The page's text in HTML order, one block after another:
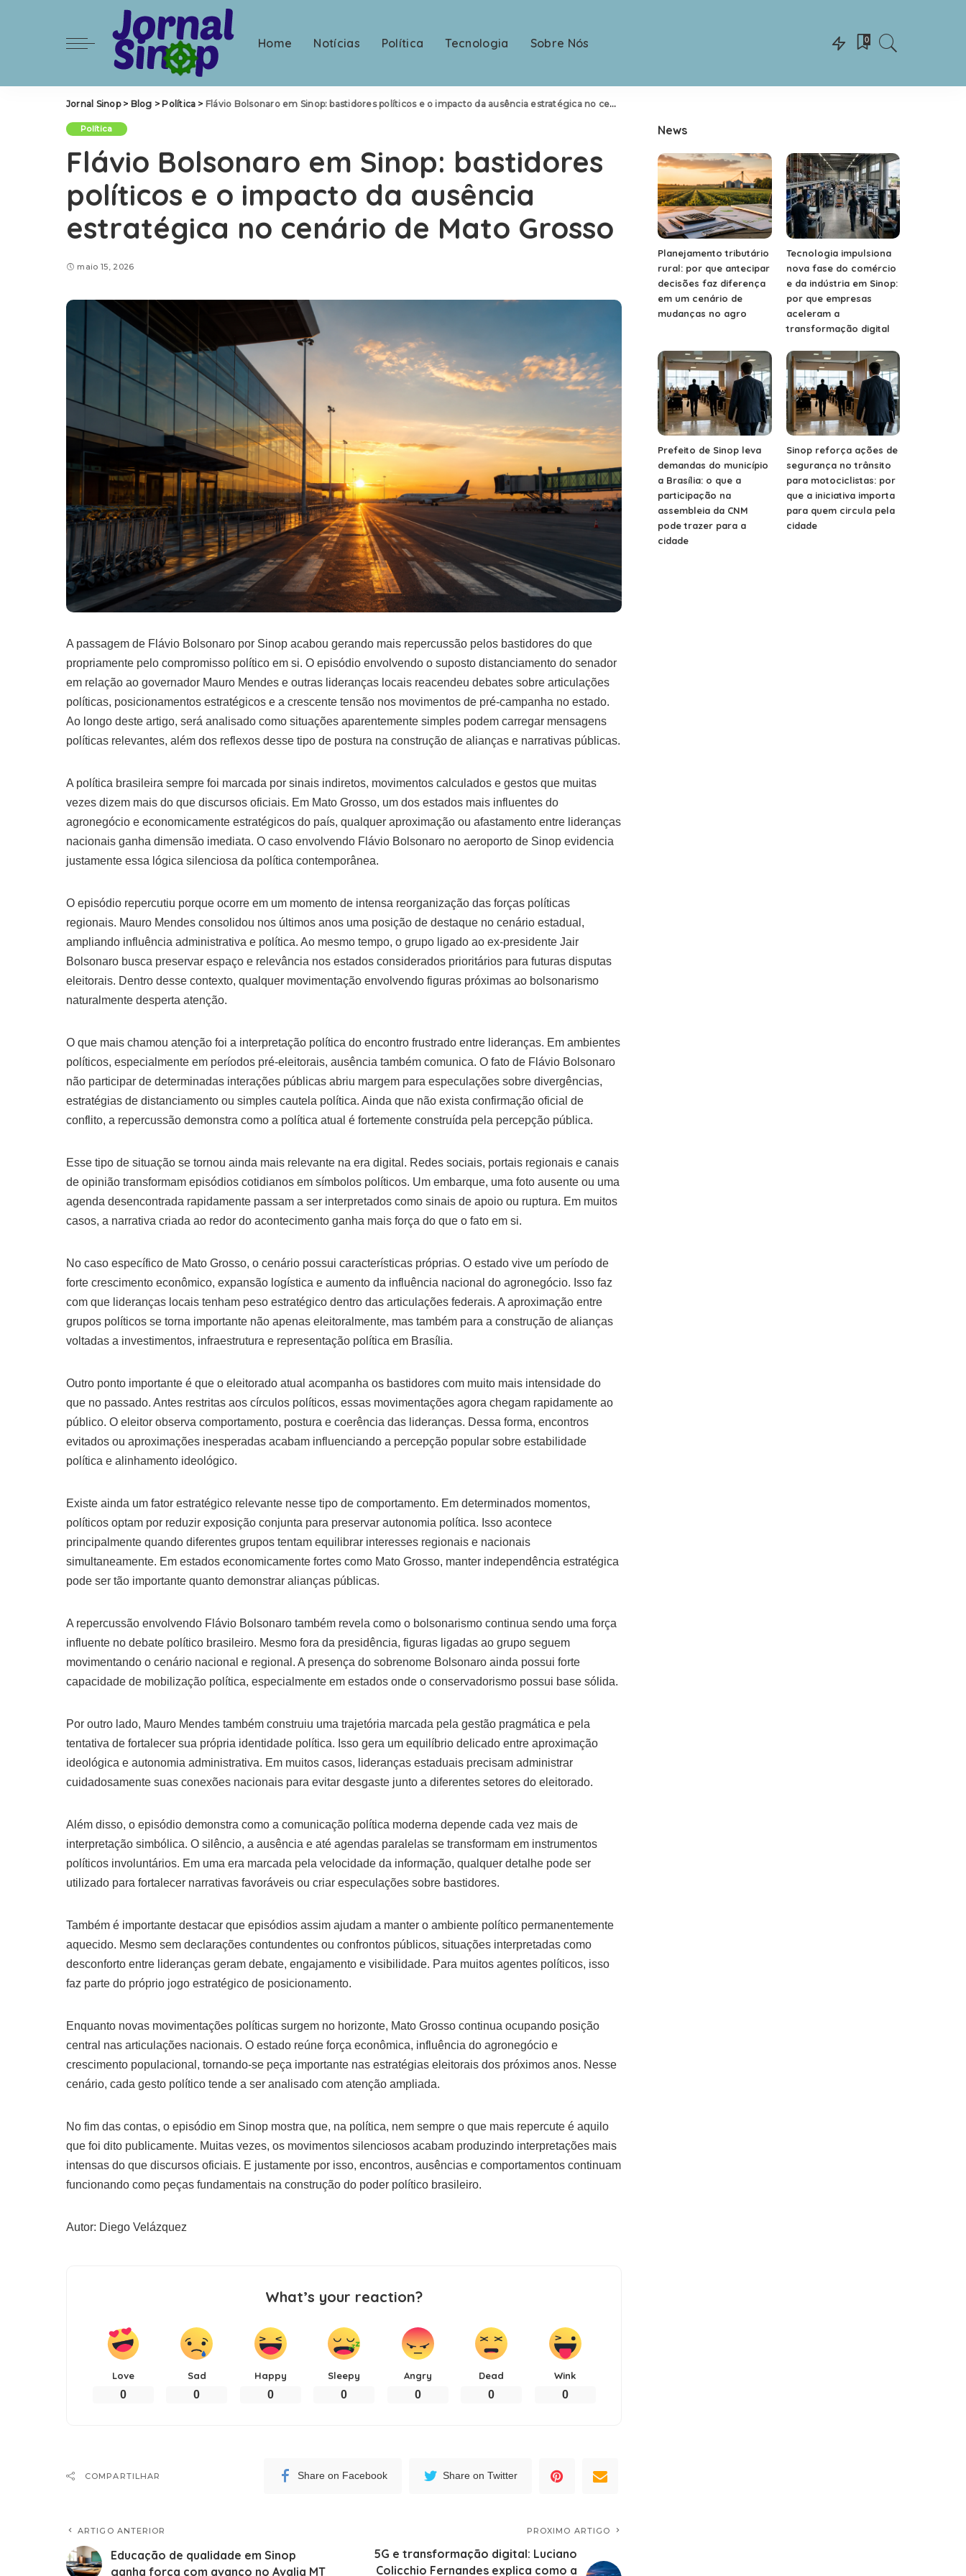
Home Notícias Política Tecnologia Sobre Nós 0
Jornal Sinop> Blog > Política > Flávio Bolsonaro em Sinop: bastidores políticos e o impacto da ausência estratégica no cenário de Mato Grosso
Política
Flávio Bolsonaro em Sinop: bastidores
políticos e o impacto da ausência
estratégica no cenário de Mato Grosso
maio 15, 2026
A passagem de Flávio Bolsonaro por Sinop acabou gerando mais repercussão pelos bastidores do que
propriamente pelo compromisso político em si. O episódio envolvendo o suposto distanciamento do senador
em relação ao governador Mauro Mendes e outras lideranças locais reacendeu debates sobre articulações
políticas, posicionamentos estratégicos e a crescente tensão nos movimentos de pré-campanha no estado.
Ao longo deste artigo, será analisado como situações aparentemente simples podem carregar mensagens
políticas relevantes, além dos reflexos desse tipo de postura na construção de alianças e narrativas públicas.
A política brasileira sempre foi marcada por sinais indiretos, movimentos calculados e gestos que muitas
vezes dizem mais do que discursos oficiais. Em Mato Grosso, um dos estados mais influentes do
agronegócio e economicamente estratégicos do país, qualquer aproximação ou afastamento entre lideranças
nacionais ganha dimensão imediata. O caso envolvendo Flávio Bolsonaro no aeroporto de Sinop evidencia
justamente essa lógica silenciosa da política contemporânea.
O episódio repercutiu porque ocorre em um momento de intensa reorganização das forças políticas
regionais. Mauro Mendes consolidou nos últimos anos uma posição de destaque no cenário estadual,
ampliando influência administrativa e política. Ao mesmo tempo, o grupo ligado ao ex-presidente Jair
Bolsonaro busca preservar espaço e relevância nos estados considerados prioritários para futuras disputas
eleitorais. Dentro desse contexto, qualquer movimentação envolvendo figuras próximas ao bolsonarismo
naturalmente desperta atenção.
O que mais chamou atenção foi a interpretação política do encontro frustrado entre lideranças. Em ambientes
políticos, especialmente em períodos pré-eleitorais, ausência também comunica. O fato de Flávio Bolsonaro
não participar de determinadas interações públicas abriu margem para especulações sobre divergências,
estratégias de distanciamento ou simples cautela política. Ainda que não exista confirmação oficial de
conflito, a repercussão demonstra como a política atual é fortemente construída pela percepção pública.
Esse tipo de situação se tornou ainda mais relevante na era digital. Redes sociais, portais regionais e canais
de opinião transformam episódios cotidianos em símbolos políticos. Um embarque, uma foto ausente ou uma
agenda desencontrada rapidamente passam a ser interpretados como sinais de apoio ou ruptura. Em muitos
casos, a narrativa criada ao redor do acontecimento ganha mais força do que o fato em si.
No caso específico de Mato Grosso, o cenário possui características próprias. O estado vive um período de
forte crescimento econômico, expansão logística e aumento da influência nacional do agronegócio. Isso faz
com que lideranças locais tenham peso estratégico dentro das articulações federais. A aproximação entre
grupos políticos se torna importante não apenas eleitoralmente, mas também para a construção de alianças
voltadas a investimentos, infraestrutura e representação política em Brasília.
Outro ponto importante é que o eleitorado atual acompanha os bastidores com muito mais intensidade do
que no passado. Antes restritas aos círculos políticos, essas movimentações agora chegam rapidamente ao
público. O eleitor observa comportamento, postura e coerência das lideranças. Dessa forma, encontros
evitados ou aproximações inesperadas acabam influenciando a percepção popular sobre estabilidade
política e alinhamento ideológico.
Existe ainda um fator estratégico relevante nesse tipo de comportamento. Em determinados momentos,
políticos optam por reduzir exposição conjunta para preservar autonomia política. Isso acontece
principalmente quando diferentes grupos tentam equilibrar interesses regionais e nacionais
simultaneamente. Em estados economicamente fortes como Mato Grosso, manter independência estratégica
pode ser tão importante quanto demonstrar alianças públicas.
A repercussão envolvendo Flávio Bolsonaro também revela como o bolsonarismo continua sendo uma força
influente no debate político brasileiro. Mesmo fora da presidência, figuras ligadas ao grupo seguem
movimentando o cenário nacional e regional. A presença do sobrenome Bolsonaro ainda possui forte
capacidade de mobilização política, especialmente em estados onde o conservadorismo possui base sólida.
Por outro lado, Mauro Mendes também construiu uma trajetória marcada pela gestão pragmática e pela
tentativa de fortalecer sua própria identidade política. Isso gera um equilíbrio delicado entre aproximação
ideológica e autonomia administrativa. Em muitos casos, lideranças estaduais precisam administrar
cuidadosamente suas conexões nacionais para evitar desgaste junto a diferentes setores do eleitorado.
Além disso, o episódio demonstra como a comunicação política moderna depende cada vez mais de
interpretação simbólica. O silêncio, a ausência e até agendas paralelas se transformam em instrumentos
políticos involuntários. Em uma era marcada pela velocidade da informação, qualquer detalhe pode ser
utilizado para fortalecer narrativas favoráveis ou criar especulações sobre bastidores.
Também é importante destacar que episódios assim ajudam a manter o ambiente político permanentemente
aquecido. Mesmo sem declarações contundentes ou confrontos públicos, situações interpretadas como
desconforto entre lideranças geram debate, engajamento e visibilidade. Para muitos agentes políticos, isso
faz parte do próprio jogo estratégico de posicionamento.
Enquanto novas movimentações políticas surgem no horizonte, Mato Grosso continua ocupando posição
central nas articulações nacionais. O estado reúne força econômica, influência do agronegócio e
crescimento populacional, tornando-se peça importante nas estratégias eleitorais dos próximos anos. Nesse
cenário, cada gesto político tende a ser analisado com atenção ampliada.
No fim das contas, o episódio em Sinop mostra que, na política, nem sempre o que mais repercute é aquilo
que foi dito publicamente. Muitas vezes, os movimentos silenciosos acabam produzindo interpretações mais
intensas do que discursos oficiais. E justamente por isso, encontros, ausências e comportamentos continuam
funcionando como peças fundamentais na construção do poder político brasileiro.
Autor: Diego Velázquez
What’s your reaction?
Love
0
Sad
0
Happy
0
Sleepy
0
Angry
0
Dead
0
Wink
0
COMPARTILHAR Share on Facebook Share on Twitter
ARTIGO ANTERIOR
Educação de qualidade em Sinop
ganha força com avanço no Avalia MT
PROXIMO ARTIGO
5G e transformação digital: Luciano
Colicchio Fernandes explica como a
News
Planejamento tributário
rural: por que antecipar
decisões faz diferença
em um cenário de
mudanças no agro
Tecnologia impulsiona
nova fase do comércio
e da indústria em Sinop:
por que empresas
aceleram a
transformação digital
Prefeito de Sinop leva
demandas do município
a Brasília: o que a
participação na
assembleia da CNM
pode trazer para a
cidade
Sinop reforça ações de
segurança no trânsito
para motociclistas: por
que a iniciativa importa
para quem circula pela
cidade